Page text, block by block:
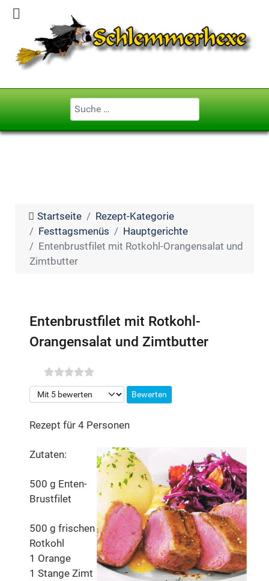
Geben Sie ...
Startseite
Rezept-Kategorie
Festtagsmenüs
Hauptgerichte
Entenbrustfilet mit Rotkohl-Orangensalat und
Zimtbutter
Entenbrustfilet mit Rotkohl-
Orangensalat und Zimtbutter
Bitte bewerten
Rezept für 4 Personen
Zutaten:
500 g Enten-
Brustfilet
500 g frischen
Rotkohl
1 Orange
1 Stange Zimt